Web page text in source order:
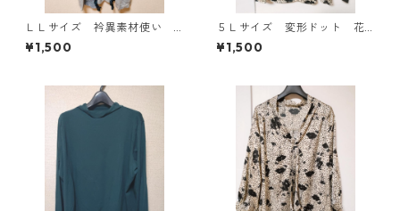
ＬＬサイズ 衿異素材使い
トッパーカーディガン グレ
ー KAE-4807
¥1,500
５Ｌサイズ 変形ドット 花
柄 ボウタイブラウス オフ
ホワイト KAE-4764
¥1,500